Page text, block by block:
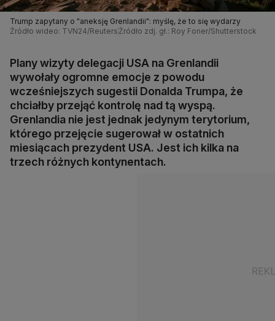
Trump zapytany o "aneksję Grenlandii": myślę, że to się wydarzy
Źródło wideo: TVN24/Reuters Źródło zdj. gł.: Roy Foner/Shutterstock
Plany wizyty delegacji USA na Grenlandii
wywołały ogromne emocje z powodu
wcześniejszych sugestii Donalda Trumpa, że
chciałby przejąć kontrolę nad tą wyspą.
Grenlandia nie jest jednak jedynym terytorium,
którego przejęcie sugerował w ostatnich
miesiącach prezydent USA. Jest ich kilka na
trzech różnych kontynentach.